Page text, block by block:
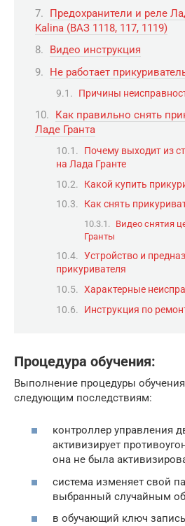
Предохранители и реле
Kalina (ВАЗ 1118, 117, 1119)
Видео инструкция
Не работает
Причины
Как правильно снять
Ладе Гранта
Почему выходит из
на Лада Гранте
Какой купить
Как снять
Видео снятия
Гранты
Устройство и
прикуривателя
Характерные
Инструкция по
Процедура обучения:
Выполнение процедуры
следующим последствиям:
контроллер управления
активизирует
она не была
система изменяет свой
выбранный случайным
в обучающий ключ